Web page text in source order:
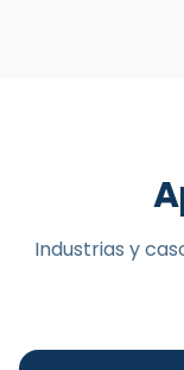
Industrias y